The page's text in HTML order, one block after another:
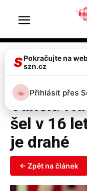
Celebrity Televize & zábava
Vaněk:
šel v 16
je drahé
← Zpět na článek
SPokračujte na
szn.cz
Přihlásit přes